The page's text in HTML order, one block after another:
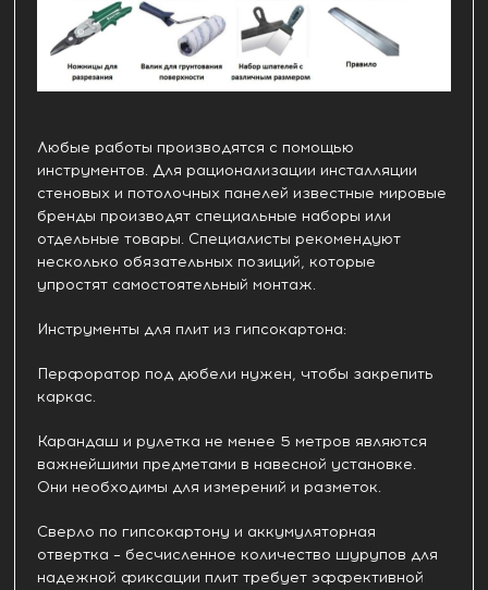
Любые работы производятся с помощью
инструментов. Для рационализации инсталляции
стеновых и потолочных панелей известные мировые
бренды производят специальные наборы или
отдельные товары. Специалисты рекомендуют
несколько обязательных позиций, которые
упростят самостоятельный монтаж.
Инструменты для плит из гипсокартона:
Перфоратор под дюбели нужен, чтобы закрепить
каркас.
Карандаш и рулетка не менее 5 метров являются
важнейшими предметами в навесной установке.
Они необходимы для измерений и разметок.
Сверло по гипсокартону и аккумуляторная
отвертка – бесчисленное количество шурупов для
надежной фиксации плит требует эффективной